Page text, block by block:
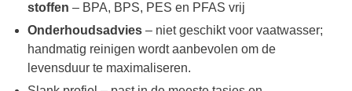
stoffen – BPA, BPS, PES en PFAS vrij
Onderhoudsadvies – niet geschikt voor vaatwasser;
handmatig reinigen wordt aanbevolen om de
levensduur te maximaliseren.